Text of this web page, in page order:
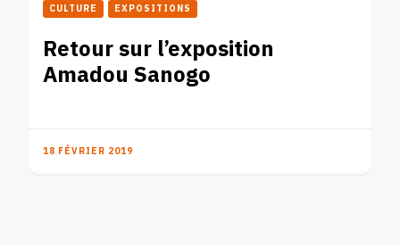
CULTURE EXPOSITIONS
Retour sur l’exposition
Amadou Sanogo
18 FÉVRIER 2019